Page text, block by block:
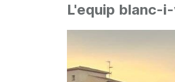
L'equip blanc-